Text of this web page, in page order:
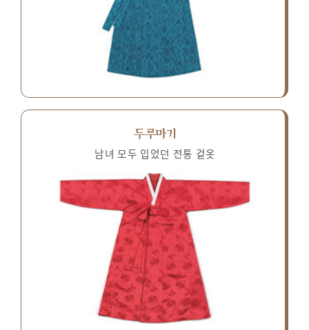
두루마기
남녀 모두 입었던 전통 겉옷